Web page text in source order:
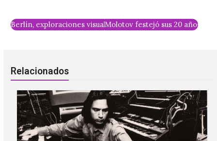
Berlín, exploraciones visuales y Metanoia: IAMX en
Molotov festejó sus 20 años en
Relacionados